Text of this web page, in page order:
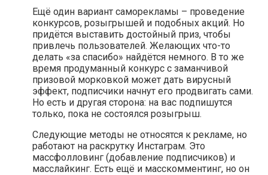
Ещё один вариант саморекламы – проведение
конкурсов, розыгрышей и подобных акций. Но
придётся выставить достойный приз, чтобы
привлечь пользователей. Желающих что-то
делать «за спасибо» найдётся немного. В то же
время продуманный конкурс с заманчивой
призовой морковкой может дать вирусный
эффект, подписчики начнут его продвигать сами.
Но есть и другая сторона: на вас подпишутся
только, пока не состоялся розыгрыш.
Следующие методы не относятся к рекламе, но
работают на раскрутку Инстаграм. Это
массфолловинг (добавление подписчиков) и
масслайкинг. Есть ещё и масскомментинг, но он